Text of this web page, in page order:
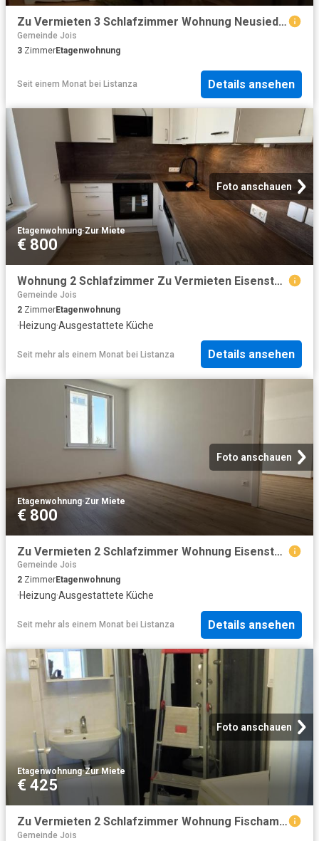
Zu Vermieten 3 Schlafzimmer Wohnung Neusiedl Am See AUT DS104005400
Gemeinde Jois
3 ZimmerEtagenwohnung
Seit einem Monat bei Listanza Details ansehen
Foto anschauen
Etagenwohnung·Zur Miete
€ 800
Wohnung 2 Schlafzimmer Zu Vermieten Eisenstadt AUT 800 ES103843931
Gemeinde Jois
2 ZimmerEtagenwohnung
·Heizung·Ausgestattete Küche
Seit mehr als einem Monat bei Listanza Details ansehen
Foto anschauen
Etagenwohnung·Zur Miete
€ 800
Zu Vermieten 2 Schlafzimmer Wohnung Eisenstadt AUT DS103843931
Gemeinde Jois
2 ZimmerEtagenwohnung
·Heizung·Ausgestattete Küche
Seit mehr als einem Monat bei Listanza Details ansehen
Foto anschauen
Etagenwohnung·Zur Miete
€ 425
Zu Vermieten 2 Schlafzimmer Wohnung Fischamend AUT DS103489939
Gemeinde Jois